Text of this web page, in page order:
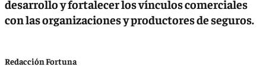
desarrollo y fortalecer los vínculos comerciales
con las organizaciones y productores de seguros.
Redacción Fortuna